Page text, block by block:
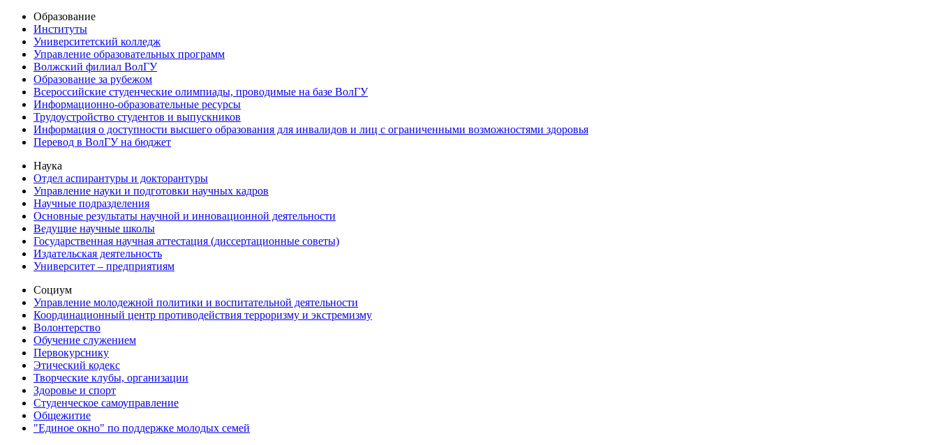
Образование
Институты
Университетский колледж
Управление образовательных программ
Волжский филиал ВолГУ
Образование за рубежом
Всероссийские студенческие олимпиады, проводимые на базе ВолГУ
Информационно-образовательные ресурсы
Трудоустройство студентов и выпускников
Информация о доступности высшего образования для инвалидов и лиц с ограниченными возможностями здоровья
Перевод в ВолГУ на бюджет
Наука
Отдел аспирантуры и докторантуры
Управление науки и подготовки научных кадров
Научные подразделения
Основные результаты научной и инновационной деятельности
Ведущие научные школы
Государственная научная аттестация (диссертационные советы)
Издательская деятельность
Университет – предприятиям
Социум
Управление молодежной политики и воспитательной деятельности
Координационный центр противодействия терроризму и экстремизму
Волонтерство
Обучение служением
Первокурснику
Этический кодекс
Творческие клубы, организации
Здоровье и спорт
Студенческое самоуправление
Общежитие
"Единое окно" по поддержке молодых семей